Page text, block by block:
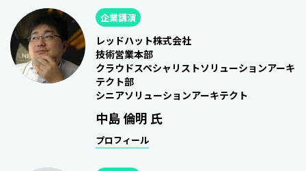
企業講演
レッドハット株式会社
技術営業本部
クラウドスペシャリストソリューションアーキ
テクト部
シニアソリューションアーキテクト
中島 倫明 氏
プロフィール